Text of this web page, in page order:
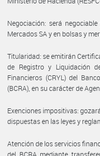
Negociación: será
Mercados SA y en bolsas y
Titularidad: se emitirán
de Registro y Liquidación
Financieros (CRYL) del
(BCRA), en su carácter de
Exenciones impositivas:
dispuestas en las leyes y
Atención de los servicios
del BCRA mediante